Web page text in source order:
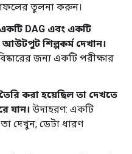
তুলনা করুন।
DAG এবং একটি
আউটপুট শিল্পকর্ম দেখান।
জন্য একটি পরীক্ষার
করা হয়েছিল তা দেখতে
যান। উদাহরণ: একটি
দেখুন; ডেটা ধারণ